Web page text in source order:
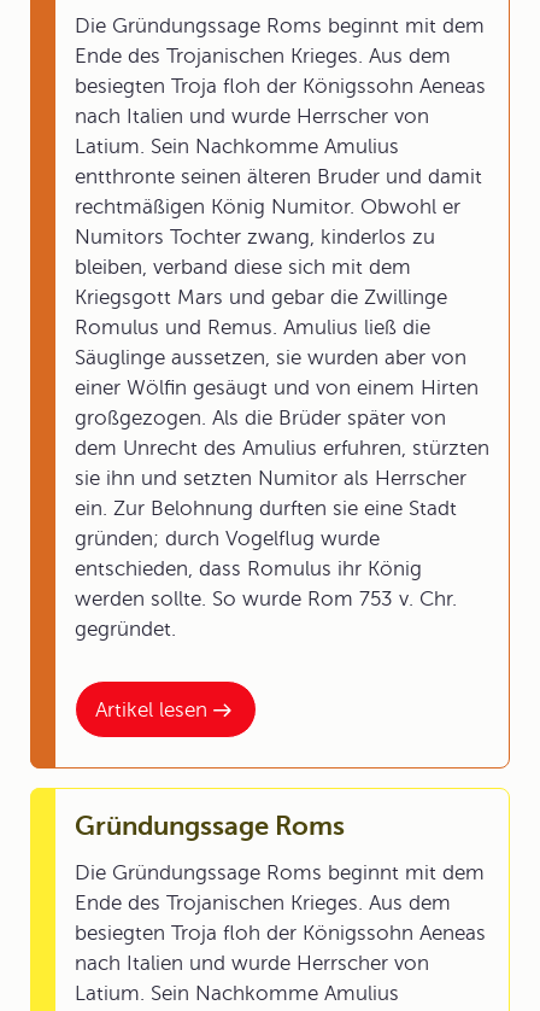
Artikel lesen
Die Gründungssage Roms beginnt mit dem
Ende des Trojanischen Krieges. Aus dem
besiegten Troja floh der Königssohn Aeneas
nach Italien und wurde Herrscher von
Latium. Sein Nachkomme Amulius
entthronte seinen älteren Bruder und damit
rechtmäßigen König Numitor. Obwohl er
Numitors Tochter zwang, kinderlos zu
bleiben, verband diese sich mit dem
Kriegsgott Mars und gebar die Zwillinge
Romulus und Remus. Amulius ließ die
Säuglinge aussetzen, sie wurden aber von
einer Wölfin gesäugt und von einem Hirten
großgezogen. Als die Brüder später von
dem Unrecht des Amulius erfuhren, stürzten
sie ihn und setzten Numitor als Herrscher
ein. Zur Belohnung durften sie eine Stadt
gründen; durch Vogelflug wurde
entschieden, dass Romulus ihr König
werden sollte. So wurde Rom 753 v. Chr.
gegründet.
Gründungssage Roms
Die Gründungssage Roms beginnt mit dem
Ende des Trojanischen Krieges. Aus dem
besiegten Troja floh der Königssohn Aeneas
nach Italien und wurde Herrscher von
Latium. Sein Nachkomme Amulius